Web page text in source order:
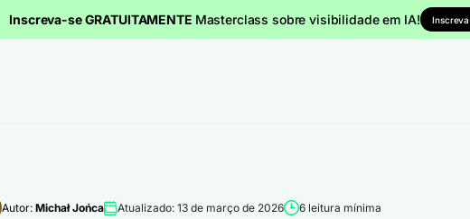
Inscreva-se GRATUITAMENTE Masterclass sobre visibilidade em IA!
Autor: Michał Jońca Atualizado: 13 de março de 2026 6 leitura mínima